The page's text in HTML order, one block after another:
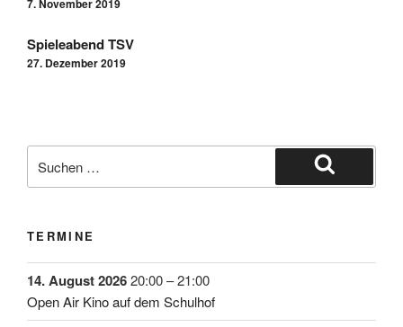
7. November 2019
Spieleabend TSV
27. Dezember 2019
TERMINE
14. August 202620:00–21:00
Open Air Kino auf dem Schulhof